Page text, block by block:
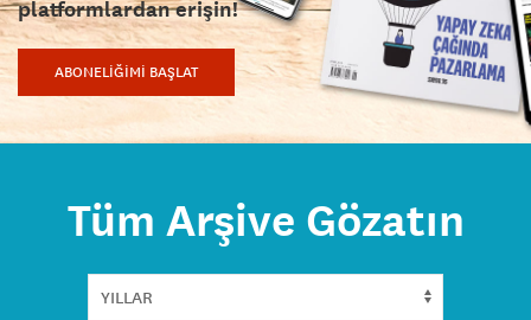
platformlardan erişin!
ABONELİĞİMİ BAŞLAT
Tüm Arşive Gözatın